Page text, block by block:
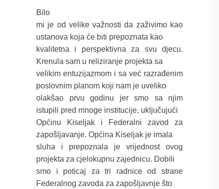
Bilo
mi je od velike važnosti da zaživimo kao
ustanova koja će biti prepoznata kao
kvalitetna i perspektivna za svu djecu.
Krenula sam u reliziranje projekta sa
velikim entuzijazmom i sa već razrađenim
poslovnim planom koji nam je uveliko
olakšao prvu godinu jer smo sa njim
istupili pred mnoge institucije, uključujući
Općinu Kiseljak i Federalni zavod za
zapošljavanje. Općina Kiseljak je imala
sluha i prepoznala je vrijednost ovog
projekta za cjelokupnu zajednicu. Dobili
smo i poticaj za tri radnice od strane
Federalnog zavoda za zapošljavnje što